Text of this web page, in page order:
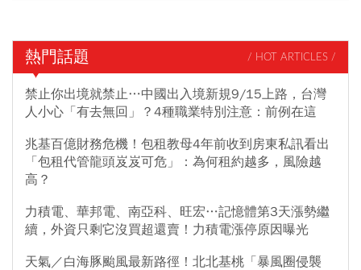
熱門話題 / HOT ARTICLES /
禁止你出境就禁止…中國出入境新規9/15上路，台灣
人小心「有去無回」？4種職業特別注意：前例在這
兆基百億財務危機！包租教母4年前收到房東私訊看出
「包租代管龍頭岌岌可危」：為何租約越多，風險越
高？
力積電、華邦電、南亞科、旺宏…記憶體第3天漲勢繼
續，外資只剩它沒買超還賣！力積電漲停原因曝光
天氣／白海豚颱風最新路徑！北北基桃「暴風圈侵襲